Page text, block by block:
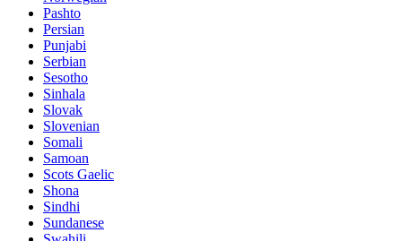
Pashto
Persian
Punjabi
Serbian
Sesotho
Sinhala
Slovak
Slovenian
Somali
Samoan
Scots Gaelic
Shona
Sindhi
Sundanese